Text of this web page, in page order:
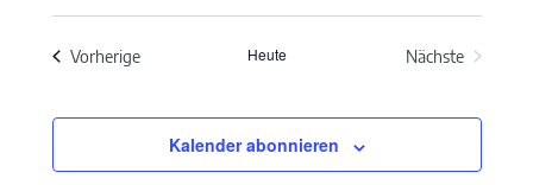
VorherigeVeranstaltungenHeute
Nächste
Kalender abonnieren